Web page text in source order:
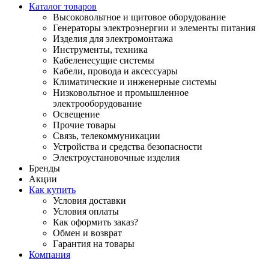
Каталог товаров
Высоковольтное и щитовое оборудование
Генераторы электроэнергии и элементы питания
Изделия для электромонтажа
Инструменты, техника
Кабеленесущие системы
Кабели, провода и аксессуары
Климатические и инженерные системы
Низковольтное и промышленное
электрооборудование
Освещение
Прочие товары
Связь, телекоммуникации
Устройства и средства безопасности
Электроустановочные изделия
Бренды
Акции
Как купить
Условия доставки
Условия оплаты
Как оформить заказ?
Обмен и возврат
Гарантия на товары
Компания